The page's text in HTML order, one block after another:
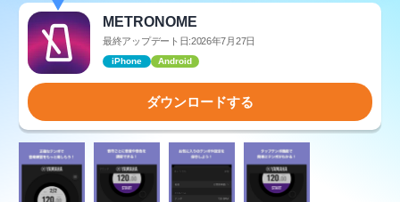
METRONOME
最終アップデート日:2026年7月27日
iPhone Android
ダウンロードする